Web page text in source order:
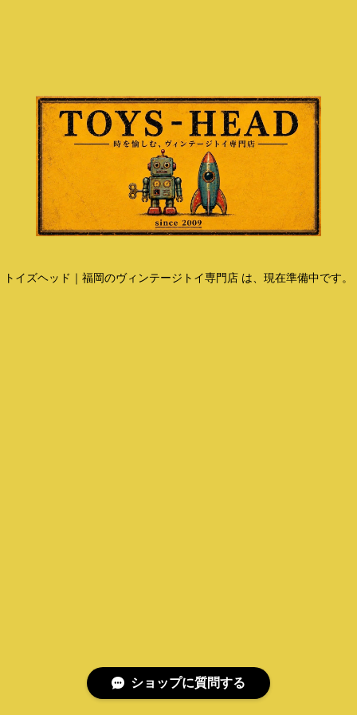
トイズヘッド｜福岡のヴィンテージトイ専門店 は、現在準備中です。
ショップに質問する